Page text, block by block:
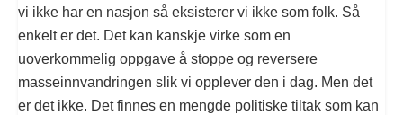
vi ikke har en nasjon så eksisterer vi ikke som folk. Så
enkelt er det. Det kan kanskje virke som en
uoverkommelig oppgave å stoppe og reversere
masseinnvandringen slik vi opplever den i dag. Men det
er det ikke. Det finnes en mengde politiske tiltak som kan